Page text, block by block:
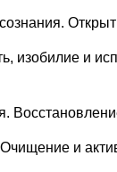
изобилие и
и